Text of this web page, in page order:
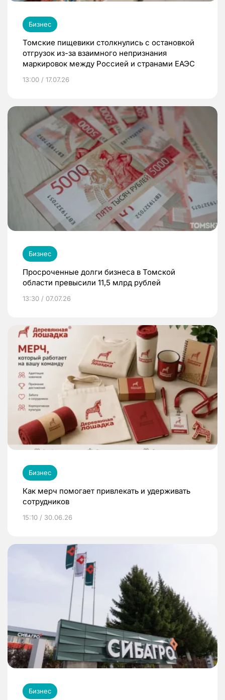
Бизнес
Томские пищевики столкнулись с остановкой
отгрузок из-за взаимного непризнания
маркировок между Россией и странами ЕАЭС
13:00 / 17.07.26
Бизнес
Просроченные долги бизнеса в Томской
области превысили 11,5 млрд рублей
13:30 / 07.07.26
Бизнес
Как мерч помогает привлекать и удерживать
сотрудников
15:10 / 30.06.26
Бизнес